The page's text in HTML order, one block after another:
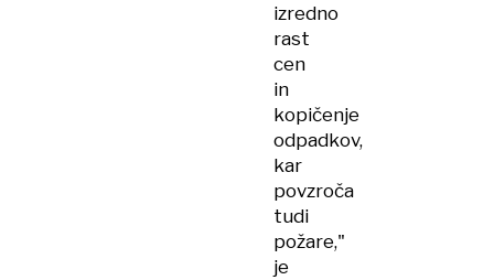
izredno
rast
cen
in
kopičenje
odpadkov,
kar
povzroča
tudi
požare,"
je